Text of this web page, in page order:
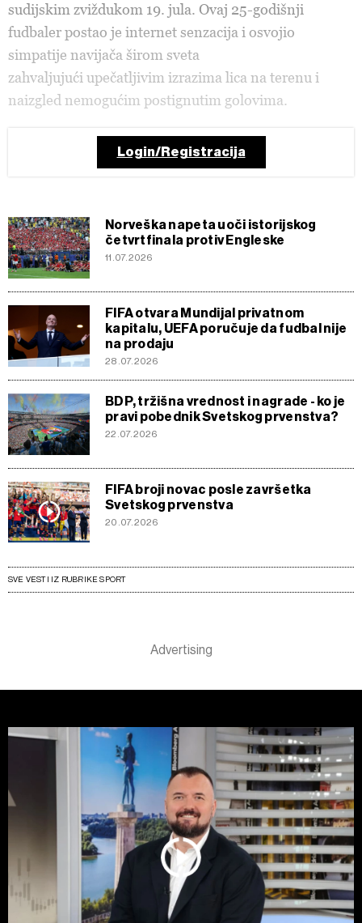
sudijskim zviždukom 19. jula. Ovaj 25-godišnji
fudbaler postao je internet senzacija i osvojio
simpatije navijača širom sveta
zahvaljujući upečatljivim izrazima lica na terenu i
naizgled nemogućim postignutim golovima.
Login/Registracija
Norveška napeta uoči istorijskog
četvrtfinala protiv Engleske
11.07.2026
FIFA otvara Mundijal privatnom
kapitalu, UEFA poručuje da fudbal nije
na prodaju
28.07.2026
BDP, tržišna vrednost i nagrade - ko je
pravi pobednik Svetskog prvenstva?
22.07.2026
FIFA broji novac posle završetka
Svetskog prvenstva
20.07.2026
SVE VESTI IZ RUBRIKE SPORT